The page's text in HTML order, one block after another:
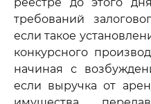
требований
если такое
конкурсного
начиная с
если выручка от